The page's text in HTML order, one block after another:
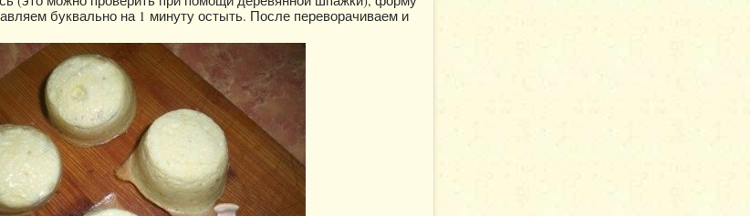
буквально на 1 минуту остыть. После переворачиваем и